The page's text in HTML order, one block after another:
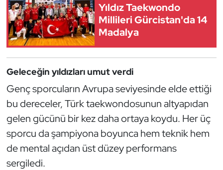
Yıldız Taekwondo
Millileri Gürcistan'da 14
Madalya
Geleceğin yıldızları umut verdi
Genç sporcuların Avrupa seviyesinde elde ettiği
bu dereceler, Türk taekwondosunun altyapıdan
gelen gücünü bir kez daha ortaya koydu. Her üç
sporcu da şampiyona boyunca hem teknik hem
de mental açıdan üst düzey performans
sergiledi.
Halter
Hava Sporları
Hentbol
İşitme Engelli Sporcular
Judo ve Kuraş
Kano ve Rafting
Karate